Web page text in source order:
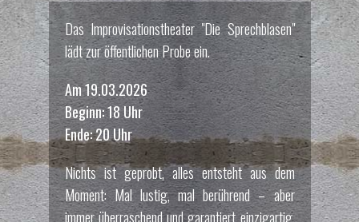
Das Improvisationstheater "Die Sprechblasen"
lädt zur öffentlichen Probe ein.
Am 19.03.2026
Beginn: 18 Uhr
Ende: 20 Uhr
Nichts ist geprobt, alles entsteht aus dem
Moment: Mal lustig, mal berührend – aber
immer überraschend und garantiert einzigartig.